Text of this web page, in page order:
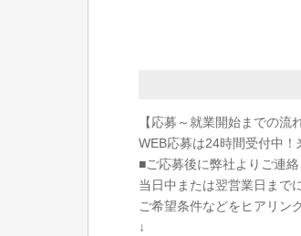
【応募～就業開始までの流れ
WEB応募は24時間受付中
■ご応募後に弊社よりご連絡
当日中または翌営業日まで
ご希望条件などをヒアリン
↓